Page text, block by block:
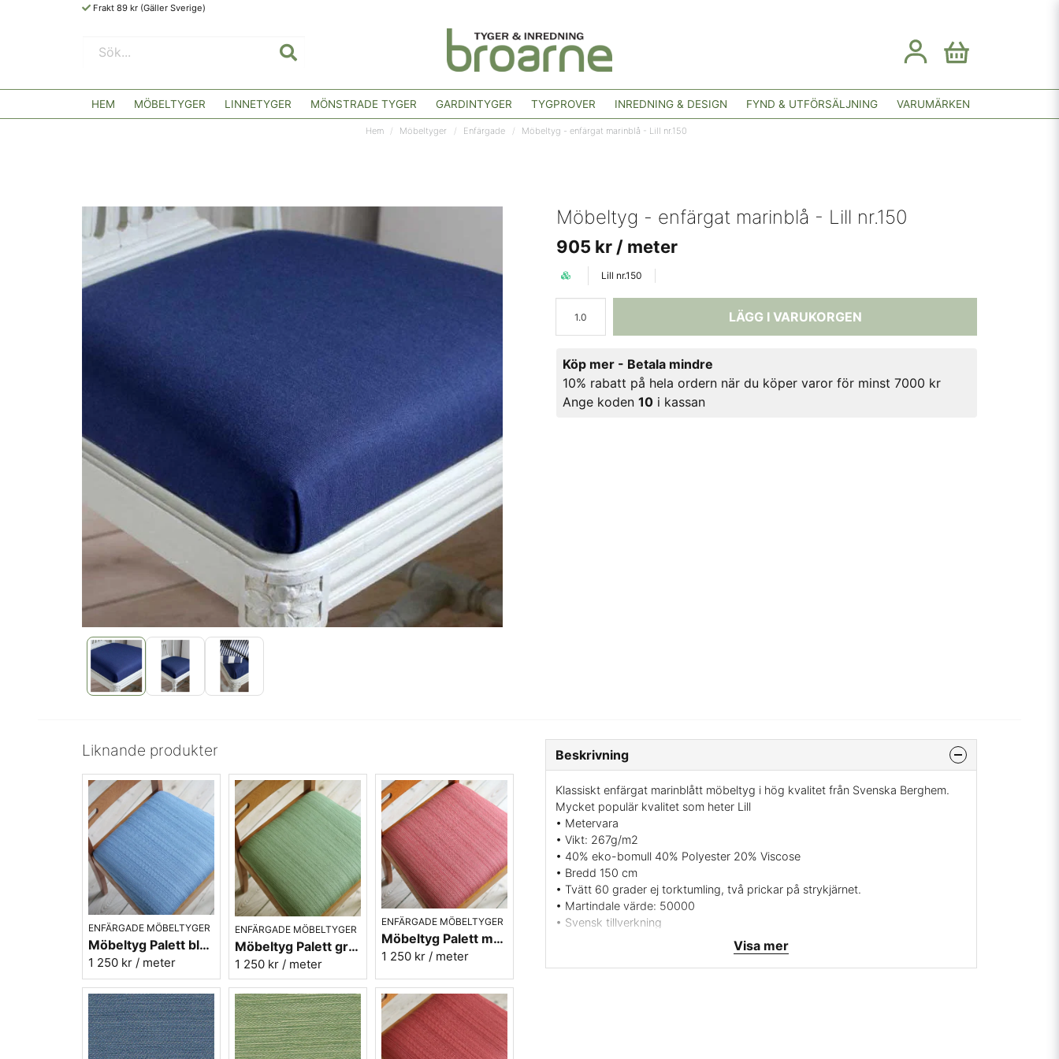
Frakt 89 kr (Gäller Sverige)
HEM MÖBELTYGER LINNETYGER MÖNSTRADE TYGER GARDINTYGER TYGPROVER INREDNING & DESIGN FYND & UTFÖRSÄLJNING VARUMÄRKEN
Hem Möbeltyger Enfärgade Möbeltyg - enfärgat marinblå - Lill nr.150
Möbeltyg - enfärgat marinblå - Lill nr.150
905 kr / meter
Lill nr.150
LÄGG I VARUKORGEN
Köp mer - Betala mindre
10% rabatt på hela ordern när du köper varor för minst 7000 kr
Ange koden10 i kassan
Liknande produkter
ENFÄRGADE MÖBELTYGER
Möbeltyg Palett blå nr.50 - Carl Malmstens-kvalitet
1 250 kr / meter
ENFÄRGADE MÖBELTYGER
Möbeltyg Palett grön nr.70 - Carl Malmstens-kvalitet
1 250 kr / meter
ENFÄRGADE MÖBELTYGER
Möbeltyg Palett mörkrosa nr.31 - Carl Malmstens-kvalitet
1 250 kr / meter
Beskrivning
Klassiskt enfärgat marinblått möbeltyg i hög kvalitet från Svenska Berghem.
Mycket populär kvalitet som heter Lill
• Metervara
• Vikt: 267g/m2
• 40% eko-bomull 40% Polyester 20% Viscose
• Bredd 150 cm
• Tvätt 60 grader ej torktumling, två prickar på strykjärnet.
• Martindale värde: 50000
• Svensk tillverkning
• Leveransvillkor: Beställningsvara, leveranstid 5-10 dagar, ingen returrätt.
Visa mer